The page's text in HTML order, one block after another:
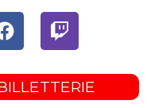
FacebookTwitch